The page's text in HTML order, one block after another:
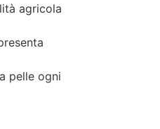
agricola
pelle ogni